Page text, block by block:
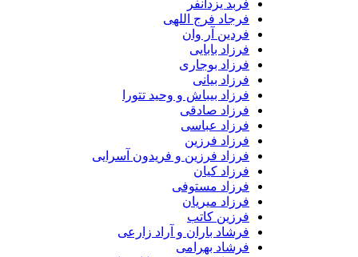
فربد یزدانفر
فرجاد فرج اللهی
فردین آر وان
فرزاد بابایی
فرزاد بوجاری
فرزاد بیانی
فرزاد بیباش و وحید تتورا
فرزاد صادقی
فرزاد عباسی
فرزاد فرزین
فرزاد فرزین و فریدون آسرایی
فرزاد کیان
فرزاد مستوفی
فرزاد میریان
فرزین کاتب
فرشاد باران و آراد زارعی
فرشاد بهرامی